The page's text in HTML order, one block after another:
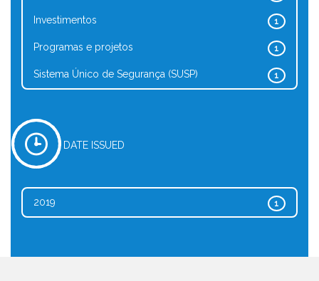
1
Investimentos
1
Programas e projetos
1
Sistema Único de Segurança (SUSP)
DATE ISSUED
1
2019